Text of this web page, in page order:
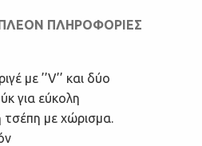
ΠΛΗΡΟΦΟΡΊΕΣ
με ’’V’’ και δύο
για εύκολη
τσέπη με χώρισμα.